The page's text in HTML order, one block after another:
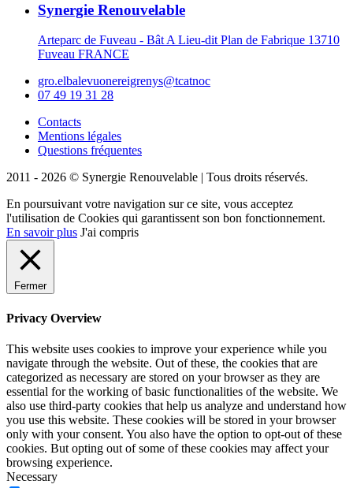
Synergie Renouvelable
Arteparc de Fuveau - Bât A Lieu-dit Plan de Fabrique 13710
Fuveau FRANCE
gro.elbalevuonereigrenys@tcatnoc
07 49 19 31 28
Contacts
Mentions légales
Questions fréquentes
2011 - 2026 © Synergie Renouvelable | Tous droits réservés.
En poursuivant votre navigation sur ce site, vous acceptez
l'utilisation de Cookies qui garantissent son bon fonctionnement.
En savoir plus J'ai compris
Fermer
Privacy Overview
This website uses cookies to improve your experience while you
navigate through the website. Out of these, the cookies that are
categorized as necessary are stored on your browser as they are
essential for the working of basic functionalities of the website. We
also use third-party cookies that help us analyze and understand how
you use this website. These cookies will be stored in your browser
only with your consent. You also have the option to opt-out of these
cookies. But opting out of some of these cookies may affect your
browsing experience.
Necessary